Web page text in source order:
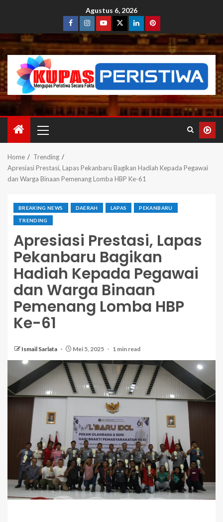
Agustus 6, 2026
Home
Trending
Apresiasi Prestasi, Lapas Pekanbaru Bagikan Hadiah Kepada Pegawai
dan Warga Binaan Pemenang Lomba HBP Ke-61
BREAKING NEWS DAERAH LAPAS PEKANBARU
TRENDING
Apresiasi Prestasi, Lapas
Pekanbaru Bagikan
Hadiah Kepada Pegawai
dan Warga Binaan
Pemenang Lomba HBP
Ke-61
Ismail Sarlata Mei 5, 2025 1 min read